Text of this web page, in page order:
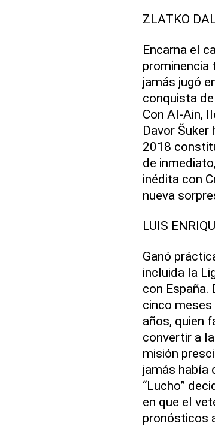
ZLATKO
Encarna el
prominencia
jamás jugó
conquista
Con Al-Ain,
Davor
2018
de
inédita con
nueva
LUIS
Ganó
incluida la
con
cinco meses
años, quien
convertir a
misión
jamás había
“Lucho”
en que el
pronósticos